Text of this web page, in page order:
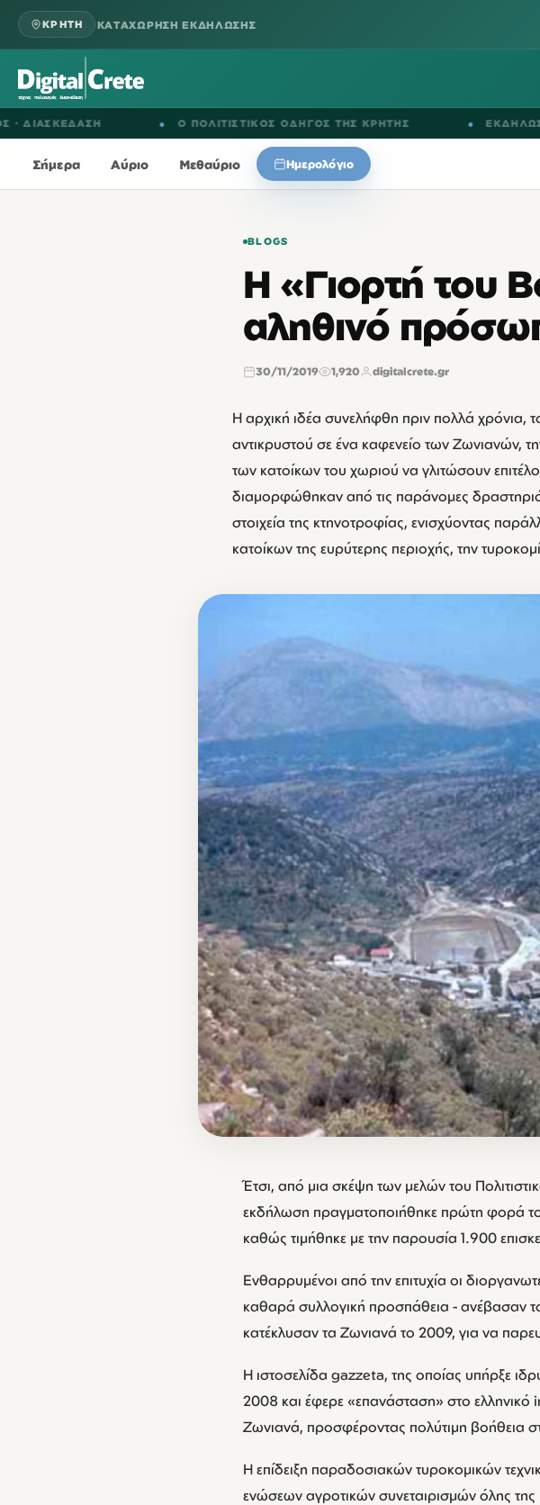
ΚΡΗΤΗ ΚΑΤΑΧΩΡΗΣΗ ΕΚΔΗΛΩΣΗΣ
Ο ΠΟΛΙΤΙΣΤΙΚΟΣ ΟΔΗΓΟΣ ΤΗΣ ΚΡΗΤΗΣ ΕΚΔΗΛΩΣΕΙΣ ΣΕ
Σήμερα Αύριο Μεθαύριο Ημερολόγιο
BLOGS
Η «Γιορτή του
αληθινό
30/11/2019 1,920 digitalcrete.gr
Η αρχική ιδέα συνελήφθη πριν πολλά χρόνια,
αντικρυστού σε ένα καφενείο των Ζωνιανών,
των κατοίκων του χωριού να γλιτώσουν
διαμορφώθηκαν από τις παράνομες
στοιχεία της κτηνοτροφίας, ενισχύοντας
κατοίκων της ευρύτερης περιοχής, την
Έτσι, από μια σκέψη των μελών του
εκδήλωση πραγματοποιήθηκε πρώτη φορά
καθώς τιμήθηκε με την παρουσία 1.900
Ενθαρρυμένοι από την επιτυχία οι
καθαρά συλλογική προσπάθεια - ανέβασαν
κατέκλυσαν τα Ζωνιανά το 2009, για να
Η ιστοσελίδα gazzeta, της οποίας υπήρξε
2008 και έφερε «επανάσταση» στο
Ζωνιανά, προσφέροντας πολύτιμη βοήθεια
Η επίδειξη παραδοσιακών τυροκομικών
ενώσεων αγροτικών συνεταιρισμών όλης της